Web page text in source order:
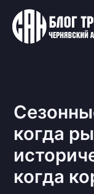
Перейти
содержимому
когда
когда